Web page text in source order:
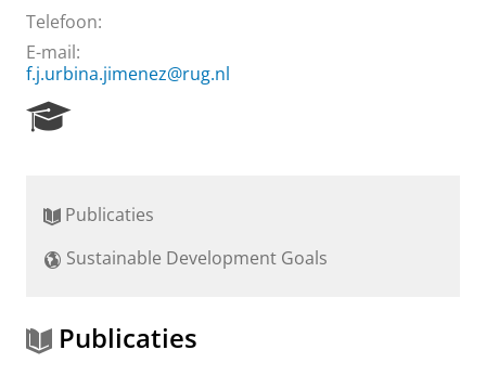
Telefoon:
E-mail:
f.j.urbina.jimenez@rug.nl
r
h
r
t
Publicaties
Sustainable Development Goals
Publicaties